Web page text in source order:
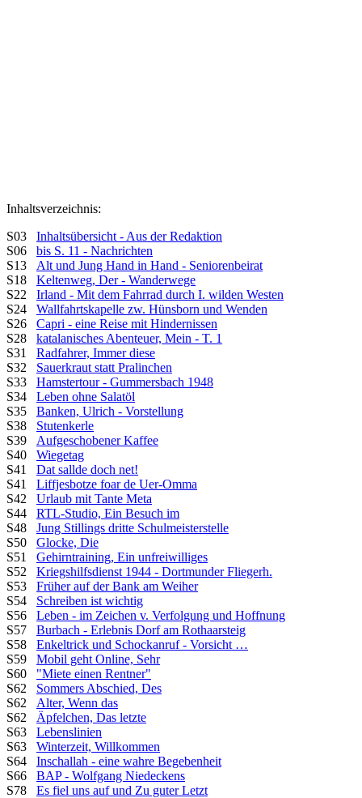
Inhaltsverzeichnis:
S03 Inhaltsübersicht - Aus der Redaktion
S06 bis S. 11 - Nachrichten
S13 Alt und Jung Hand in Hand - Seniorenbeirat
S18 Keltenweg, Der - Wanderwege
S22 Irland - Mit dem Fahrrad durch I. wilden Westen
S24 Wallfahrtskapelle zw. Hünsborn und Wenden
S26 Capri - eine Reise mit Hindernissen
S28 katalanisches Abenteuer, Mein - T. 1
S31 Radfahrer, Immer diese
S32 Sauerkraut statt Pralinchen
S33 Hamstertour - Gummersbach 1948
S34 Leben ohne Salatöl
S35 Banken, Ulrich - Vorstellung
S38 Stutenkerle
S39 Aufgeschobener Kaffee
S40 Wiegetag
S41 Dat sallde doch net!
S41 Liffjesbotze foar de Uer-Omma
S42 Urlaub mit Tante Meta
S44 RTL-Studio, Ein Besuch im
S48 Jung Stillings dritte Schulmeisterstelle
S50 Glocke, Die
S51 Gehirntraining, Ein unfreiwilliges
S52 Kriegshilfsdienst 1944 - Dortmunder Fliegerh.
S53 Früher auf der Bank am Weiher
S54 Schreiben ist wichtig
S56 Leben - im Zeichen v. Verfolgung und Hoffnung
S57 Burbach - Erlebnis Dorf am Rothaarsteig
S58 Enkeltrick und Schockanruf - Vorsicht …
S59 Mobil geht Online, Sehr
S60 "Miete einen Rentner"
S62 Sommers Abschied, Des
S62 Alter, Wenn das
S62 Äpfelchen, Das letzte
S63 Lebenslinien
S63 Winterzeit, Willkommen
S64 Inschallah - eine wahre Begebenheit
S66 BAP - Wolfgang Niedeckens
S78 Es fiel uns auf und Zu guter Letzt